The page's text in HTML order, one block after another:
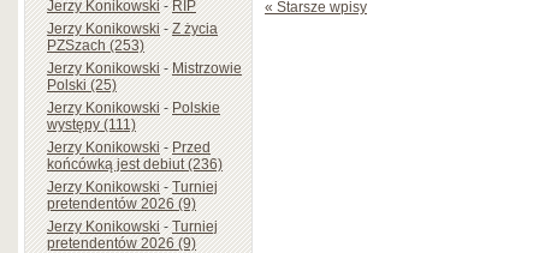
Jerzy Konikowski-RIP
Jerzy Konikowski-Z życia
PZSzach (253)
Jerzy Konikowski-Mistrzowie
Polski (25)
Jerzy Konikowski-Polskie
występy (111)
Jerzy Konikowski-Przed
końcówką jest debiut (236)
Jerzy Konikowski-Turniej
pretendentów 2026 (9)
Jerzy Konikowski-Turniej
pretendentów 2026 (9)
« Starsze wpisy